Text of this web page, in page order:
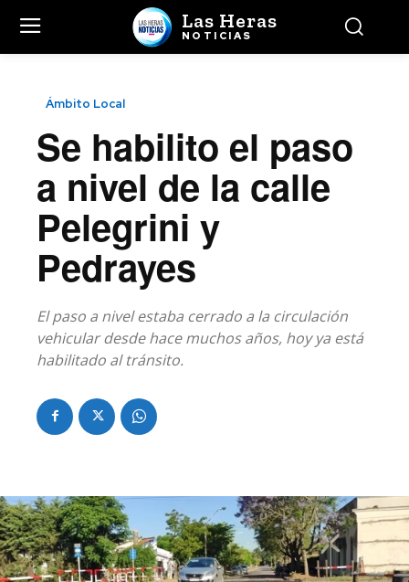
Las Heras
NOTICIAS
Ámbito Local
Se habilito el paso
a nivel de la calle
Pelegrini y
Pedrayes
El paso a nivel estaba cerrado a la circulación
vehicular desde hace muchos años, hoy ya está
habilitado al tránsito.